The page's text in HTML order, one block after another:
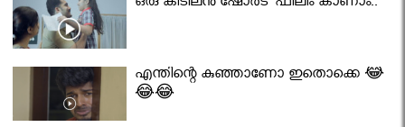
എന്തിന്റെ കുഞ്ഞാണോ ഇതൊക്കെ 😂
😂😂